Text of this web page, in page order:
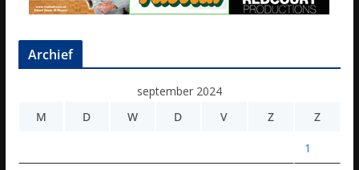
Archief
september 2024
M
D W D V Z Z
1